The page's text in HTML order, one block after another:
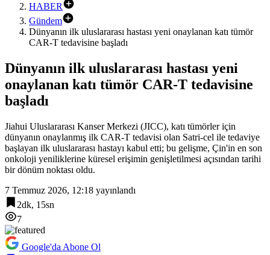
HABER
Gündem
Dünyanın ilk uluslararası hastası yeni onaylanan katı tümör
CAR-T tedavisine başladı
Dünyanın ilk uluslararası hastası yeni
onaylanan katı tümör CAR-T tedavisine
başladı
Jiahui Uluslararası Kanser Merkezi (JICC), katı tümörler için
dünyanın onaylanmış ilk CAR-T tedavisi olan Satri-cel ile tedaviye
başlayan ilk uluslararası hastayı kabul etti; bu gelişme, Çin'in en son
onkoloji yeniliklerine küresel erişimin genişletilmesi açısından tarihi
bir dönüm noktası oldu.
7 Temmuz 2026, 12:18 yayınlandı
2dk, 15sn
7
Google'da Abone Ol